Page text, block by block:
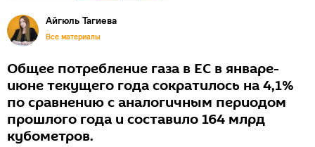
Айгюль Тагиева
Все материалы
Общее потребление газа в ЕС в январе-
июне текущего года сократилось на 4,1%
по сравнению с аналогичным периодом
прошлого года и составило 164 млрд
кубометров.